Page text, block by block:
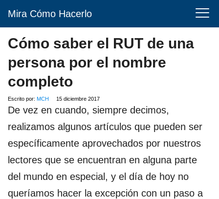
Mira Cómo Hacerlo
Cómo saber el RUT de una
persona por el nombre
completo
Escrito por: MCH 15 diciembre 2017
De vez en cuando, siempre decimos,
realizamos algunos artículos que pueden ser
específicamente aprovechados por nuestros
lectores que se encuentran en alguna parte
del mundo en especial, y el día de hoy no
queríamos hacer la excepción con un paso a